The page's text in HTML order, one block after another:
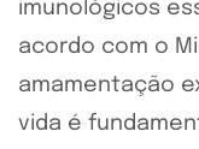
imunológicos
acordo com o
amamentação
vida é